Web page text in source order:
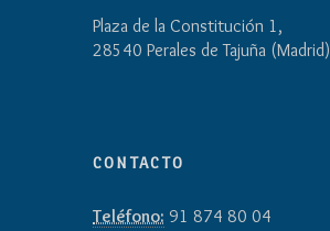
Plaza de la Constitución 1,
28540 Perales de Tajuña (Madrid)
CONTACTO
Teléfono: 91 874 80 04